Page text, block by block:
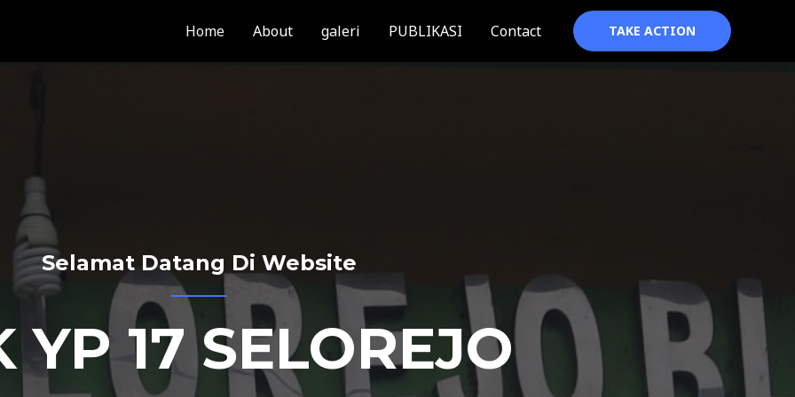
Home About galeri PUBLIKASI Contact TAKE ACTION
Selamat Datang Di Website
YP 17 SELOREJO